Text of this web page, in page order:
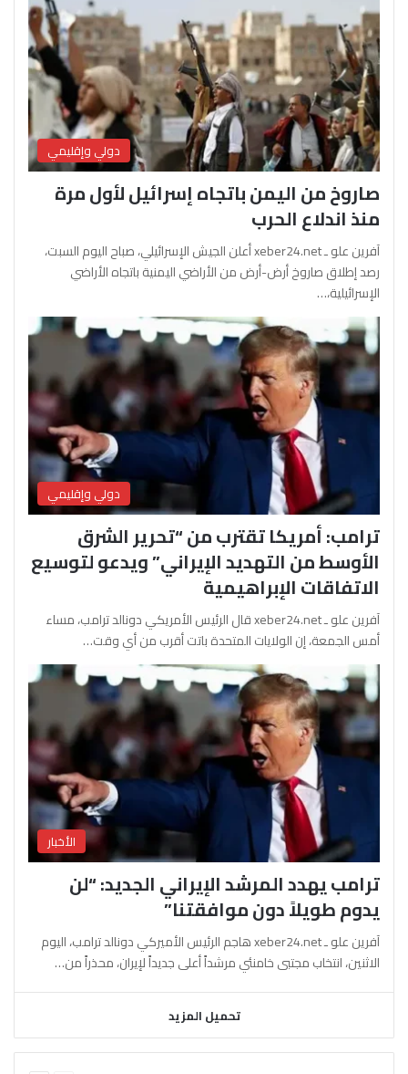
دولي وإقليمي
صاروخ من اليمن باتجاه إسرائيل لأول مرة
منذ اندلاع الحرب
آفرين علو ـ xeber24.net أعلن الجيش الإسرائيلي، صباح اليوم السبت،
رصد إطلاق صاروخ أرض-أرض من الأراضي اليمنية باتجاه الأراضي
الإسرائيلية،…
دولي وإقليمي
ترامب: أمريكا تقترب من “تحرير الشرق
الأوسط من التهديد الإيراني” ويدعو لتوسيع
الاتفاقات الإبراهيمية
آفرين علو ـ xeber24.net قال الرئيس الأمريكي دونالد ترامب، مساء
أمس الجمعة، إن الولايات المتحدة باتت أقرب من أي وقت…
الأخبار
ترامب يهدد المرشد الإيراني الجديد: “لن
يدوم طويلاً دون موافقتنا”
آفرين علو ـ xeber24.net هاجم الرئيس الأميركي دونالد ترامب، اليوم
الاثنين، انتخاب مجتبى خامنئي مرشداً أعلى جديداً لإيران، محذراً من…
تحميل المزيد